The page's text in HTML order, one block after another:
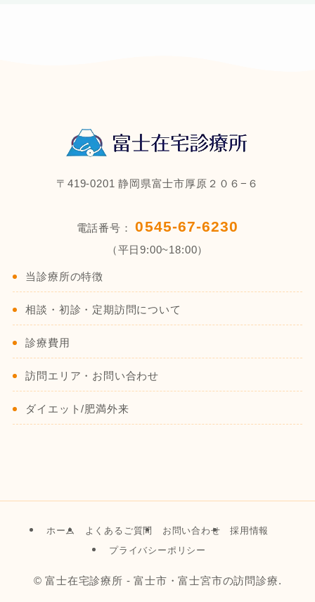
〒419-0201 静岡県富士市厚原２０６−６
電話番号：0545-67-6230
（平日9:00~18:00）
当診療所の特徴
相談・初診・定期訪問について
診療費用
訪問エリア・お問い合わせ
ダイエット/肥満外来
ホーム よくあるご質問 お問い合わせ
採用情報
プライバシーポリシー
© 富士在宅診療所 - 富士市・富士宮市の訪問診療.